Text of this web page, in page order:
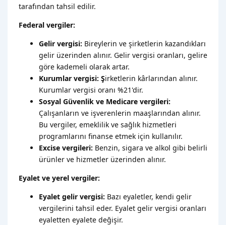
tarafından tahsil edilir.
Federal vergiler:
Gelir vergisi: Bireylerin ve şirketlerin kazandıkları
gelir üzerinden alınır. Gelir vergisi oranları, gelire
göre kademeli olarak artar.
Kurumlar vergisi: Şirketlerin kârlarından alınır.
Kurumlar vergisi oranı %21'dir.
Sosyal Güvenlik ve Medicare vergileri:
Çalışanların ve işverenlerin maaşlarından alınır.
Bu vergiler, emeklilik ve sağlık hizmetleri
programlarını finanse etmek için kullanılır.
Excise vergileri: Benzin, sigara ve alkol gibi belirli
ürünler ve hizmetler üzerinden alınır.
Eyalet ve yerel vergiler:
Eyalet gelir vergisi: Bazı eyaletler, kendi gelir
vergilerini tahsil eder. Eyalet gelir vergisi oranları
eyaletten eyalete değişir.